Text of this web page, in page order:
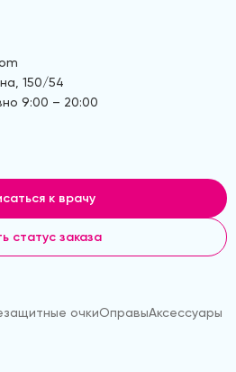
150/54
9:00 – 20:00
к врачу
статус заказа
очкиОправыАксессуары